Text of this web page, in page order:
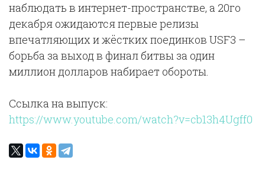
наблюдать в интернет-пространстве, а 20го
декабря ожидаются первые релизы
впечатляющих и жёстких поединков USF3 –
борьба за выход в финал битвы за один
миллион долларов набирает обороты.
Ссылка на выпуск:
https://www.youtube.com/watch?v=cb13h4Ugff0